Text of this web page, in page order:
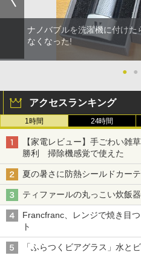
ナノバブルを洗濯機に付け
なくなった!
● ●
アクセスランキング
1時間 24時間
【家電レビュー】手ごわい雑
勝利 掃除機感覚で使えた
夏の暑さに防熱シールドカー
ティファールの丸っこい炊飯
Francfranc、レンジで焼き目
ト
「ふらつくビアグラス」水と